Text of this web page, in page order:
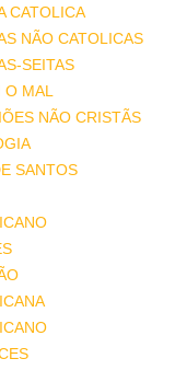
CATOLICA
NÃO CATOLICAS
SEITAS
MAL
NÃO CRISTÃS
SANTOS